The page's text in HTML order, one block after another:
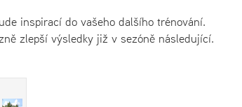
inspirací do vašeho dalšího trénování.
zlepší výsledky již v sezóně následující.